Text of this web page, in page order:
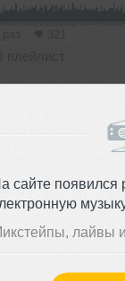
сайте появился
лайвы
(reunion disco mix)
,Nu Disco ,Club/